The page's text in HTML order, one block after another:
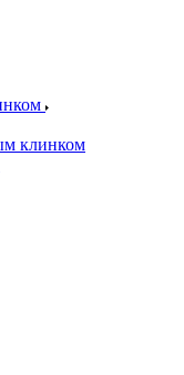
клинком